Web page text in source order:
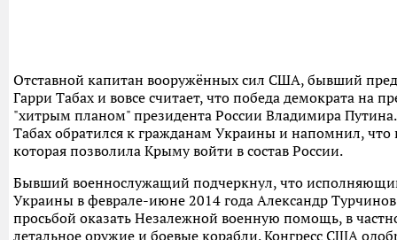
Отставной капитан вооружённых сил США, бывший
Гарри Табах и вовсе считает, что победа демократа на
"хитрым планом" президента России Владимира
Табах обратился к гражданам Украины и напомнил,
которая позволила Крыму войти в состав России.
Бывший военнослужащий подчеркнул, что
Украины в феврале-июне 2014 года Александр
просьбой оказать Незалежной военную помощь, в
летальное оружие и боевые корабли. Конгресс США